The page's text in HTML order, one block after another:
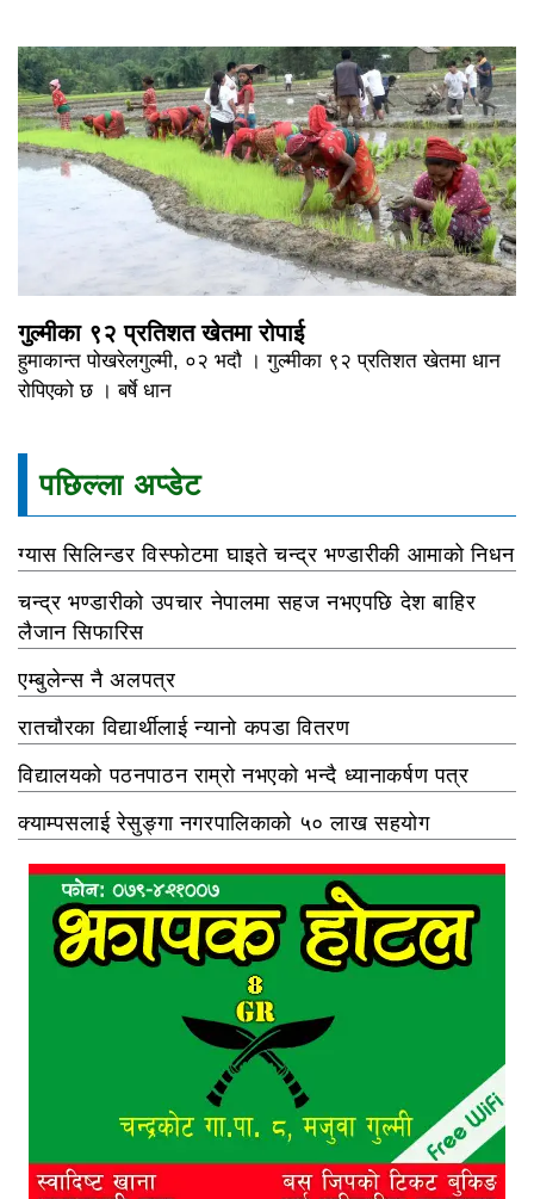
गुल्मीका ९२ प्रतिशत खेतमा रोपाई
हुमाकान्त पोखरेलगुल्मी, ०२ भदौ । गुल्मीका ९२ प्रतिशत खेतमा धान
रोपिएको छ । बर्षे धान
पछिल्ला अप्डेट
ग्यास सिलिन्डर विस्फोटमा घाइते चन्द्र भण्डारीकी आमाको निधन
चन्द्र भण्डारीको उपचार नेपालमा सहज नभएपछि देश बाहिर
लैजान सिफारिस
एम्बुलेन्स नै अलपत्र
रातचौरका विद्यार्थीलाई न्यानो कपडा वितरण
विद्यालयको पठनपाठन राम्रो नभएको भन्दै ध्यानाकर्षण पत्र
क्याम्पसलाई रेसुङ्गा नगरपालिकाको ५० लाख सहयोग